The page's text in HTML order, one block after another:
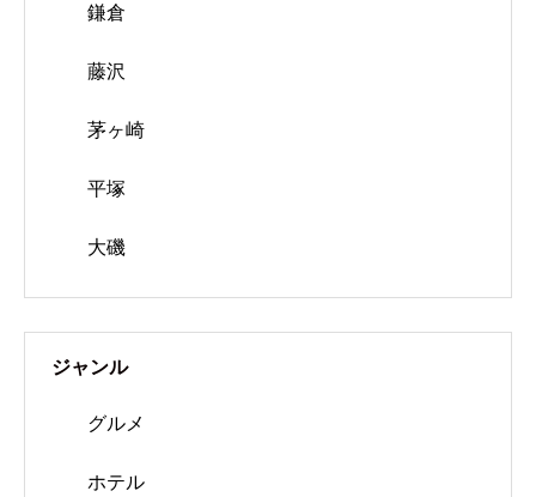
鎌倉
藤沢
茅ヶ崎
平塚
大磯
ジャンル
グルメ
ホテル